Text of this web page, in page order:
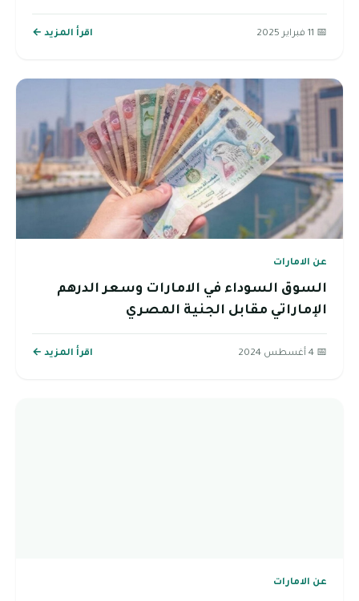
📅 11 فبراير 2025 اقرأ المزيد ←
عن الامارات
السوق السوداء في الامارات وسعر الدرهم
الإماراتي مقابل الجنية المصري
📅 4 أغسطس 2024 اقرأ المزيد ←
عن الامارات